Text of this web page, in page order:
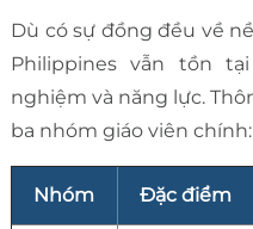
Dù có sự đồng đều về
Philippines vẫn tồn
nghiệm và năng lực.
ba nhóm giáo viên chính:
Nhóm Đặc điểm